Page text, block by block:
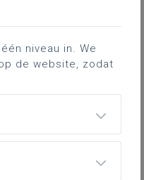
helpen om alle
krijgen.
niveau in. We
de website, zodat